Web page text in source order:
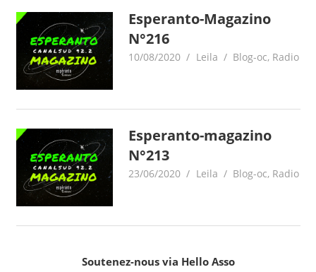
Esperanto-Magazino
N°216
10/08/2020 Leila Blog-oc, Radio
Esperanto-magazino
N°213
23/06/2020 Leila Blog-oc, Radio
Soutenez-nous via Hello Asso